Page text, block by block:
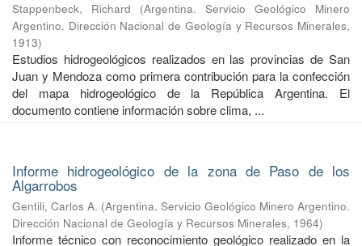
Stappenbeck, Richard (Argentina. Servicio Geológico Minero
Argentino. Dirección Nacional de Geología y Recursos Minerales,
1913)
Estudios hidrogeológicos realizados en las provincias de San
Juan y Mendoza como primera contribución para la confección
del mapa hidrogeológico de la República Argentina. El
documento contiene información sobre clima, ...
Informe hidrogeológico de la zona de Paso de los
Algarrobos
Gentili, Carlos A. (Argentina. Servicio Geológico Minero Argentino.
Dirección Nacional de Geología y Recursos Minerales, 1964)
Informe técnico con reconocimiento geológico realizado en la